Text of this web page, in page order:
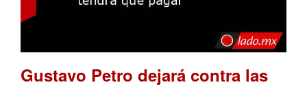
Gustavo Petro dejará contra las